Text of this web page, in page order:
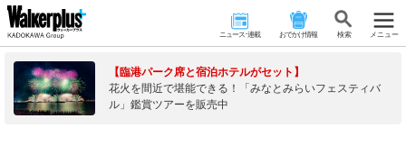
ニュース･連載 おでかけ情報 検 索 メニュー
【臨港パーク席と宿泊ホテルがセット】
花火を間近で堪能できる！「みなとみらいフェスティバ
ル」鑑賞ツアーを販売中